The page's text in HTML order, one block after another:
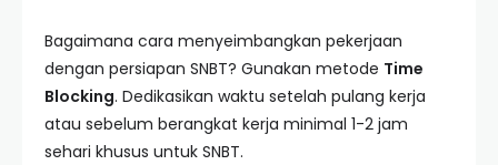
Bagaimana cara menyeimbangkan pekerjaan
dengan persiapan SNBT? Gunakan metode Time
Blocking. Dedikasikan waktu setelah pulang kerja
atau sebelum berangkat kerja minimal 1-2 jam
sehari khusus untuk SNBT.